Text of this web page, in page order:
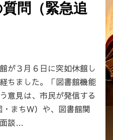
問（緊急追
が３月６日に突如休館し
ちました。「図書館機能
意見は、市民が発信する
まちW）や、図書館関
談…